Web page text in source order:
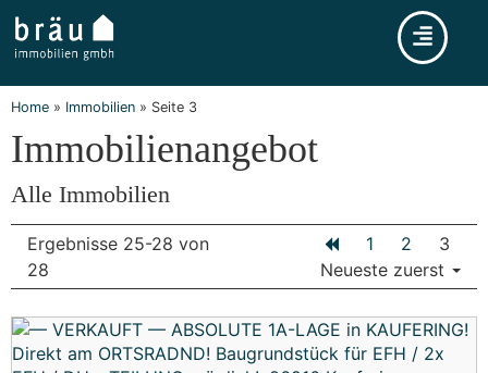
Home » Immobilien » Seite 3
Immobilien­angebot
Alle Immobilien
Ergebnisse 25-28 von
28
1 2
3
Neueste zuerst